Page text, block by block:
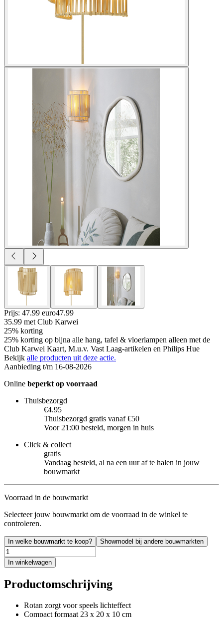
Prijs: 47.99 euro47.99
35.99 met Club Karwei
25% korting
25% korting op bijna alle hang, tafel & vloerlampen alleen met de
Club Karwei Kaart, M.u.v. Vast Laag-artikelen en Philips Hue
Bekijk alle producten uit deze actie.
Aanbieding t/m 16-08-2026
Online beperkt op voorraad
Thuisbezorgd
€4.95
Thuisbezorgd gratis vanaf €50
Voor 21:00 besteld, morgen in huis
Click & collect
gratis
Vandaag besteld, al na een uur af te halen in jouw
bouwmarkt
Voorraad in de bouwmarkt
Selecteer jouw bouwmarkt om de voorraad in de winkel te
controleren.
In welke bouwmarkt te koop? Showmodel bij andere bouwmarkten
In winkelwagen
Productomschrijving
Rotan zorgt voor speels lichteffect
Compact formaat 23 x 20 x 10 cm